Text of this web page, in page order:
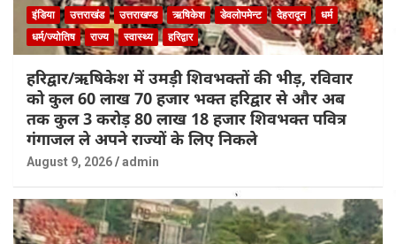
इंडिया उत्तराखंड उत्तराखण्ड ऋषिकेश डेवलोपमेन्ट देहरादून
धर्म
धर्म/ज्योतिष
राज्य स्वास्थ्य हरिद्वार
हरिद्वार/ऋषिकेश में उमड़ी शिवभक्तों की भीड़, रविवार
को कुल 60 लाख 70 हजार भक्त हरिद्वार से और अब
तक कुल 3 करोड़ 80 लाख 18 हजार शिवभक्त पवित्र
गंगाजल ले अपने राज्यों के लिए निकले
August 9, 2026 admin